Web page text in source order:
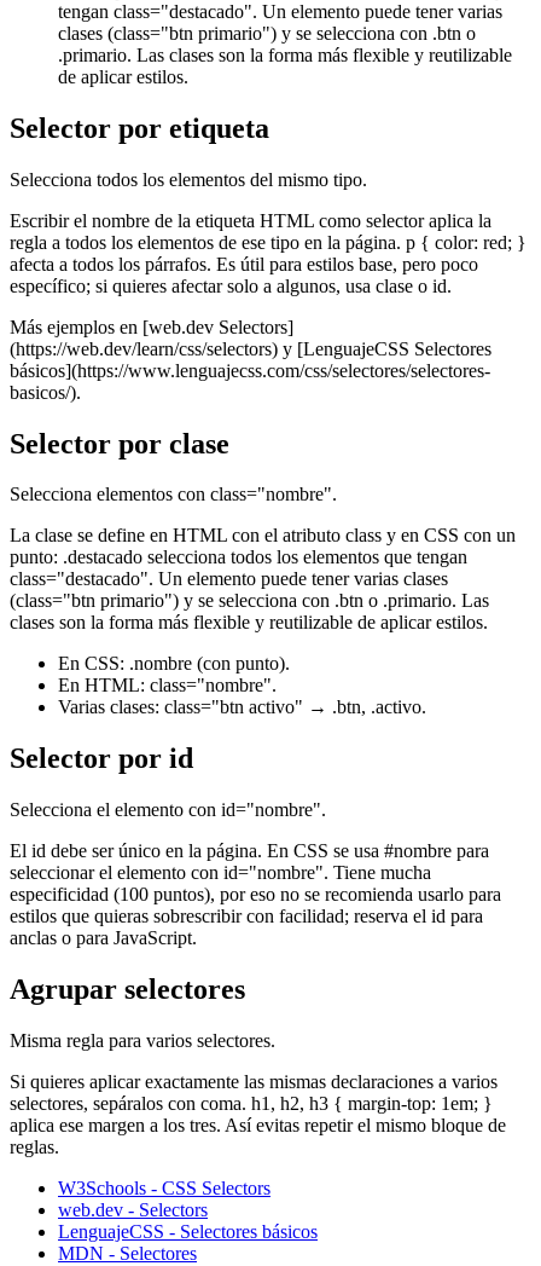
tengan class="destacado". Un elemento puede tener varias
clases (class="btn primario") y se selecciona con .btn o
.primario. Las clases son la forma más flexible y reutilizable
de aplicar estilos.
Selector por etiqueta
Selecciona todos los elementos del mismo tipo.
Escribir el nombre de la etiqueta HTML como selector aplica la
regla a todos los elementos de ese tipo en la página. p { color: red; }
afecta a todos los párrafos. Es útil para estilos base, pero poco
específico; si quieres afectar solo a algunos, usa clase o id.
Más ejemplos en [web.dev Selectors]
(https://web.dev/learn/css/selectors) y [LenguajeCSS Selectores
básicos](https://www.lenguajecss.com/css/selectores/selectores-
basicos/).
Selector por clase
Selecciona elementos con class="nombre".
La clase se define en HTML con el atributo class y en CSS con un
punto: .destacado selecciona todos los elementos que tengan
class="destacado". Un elemento puede tener varias clases
(class="btn primario") y se selecciona con .btn o .primario. Las
clases son la forma más flexible y reutilizable de aplicar estilos.
En CSS: .nombre (con punto).
En HTML: class="nombre".
Varias clases: class="btn activo" → .btn, .activo.
Selector por id
Selecciona el elemento con id="nombre".
El id debe ser único en la página. En CSS se usa #nombre para
seleccionar el elemento con id="nombre". Tiene mucha
especificidad (100 puntos), por eso no se recomienda usarlo para
estilos que quieras sobrescribir con facilidad; reserva el id para
anclas o para JavaScript.
Agrupar selectores
Misma regla para varios selectores.
Si quieres aplicar exactamente las mismas declaraciones a varios
selectores, sepáralos con coma. h1, h2, h3 { margin-top: 1em; }
aplica ese margen a los tres. Así evitas repetir el mismo bloque de
reglas.
W3Schools - CSS Selectors
web.dev - Selectors
LenguajeCSS - Selectores básicos
MDN - Selectores